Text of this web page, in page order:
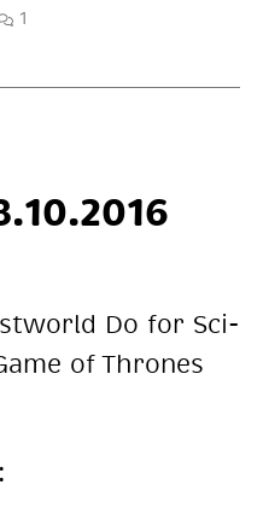
1
Do for Sci­
of Thro­nes